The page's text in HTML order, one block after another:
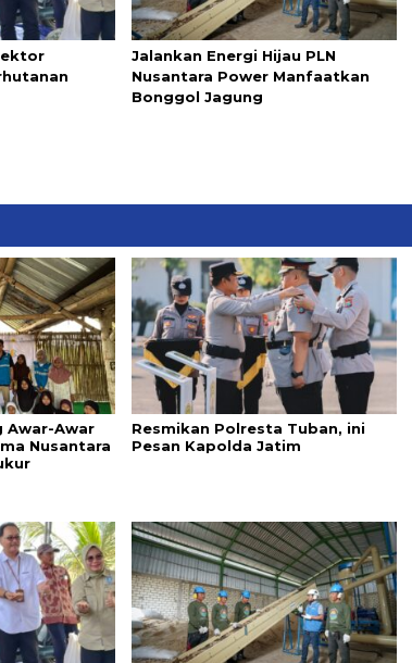
Jalankan Energi Hijau PLN
Nusantara Power Manfaatkan
Bonggol Jagung
Awar-Awar
Nusantara
Resmikan Polresta Tuban, ini
Pesan Kapolda Jatim